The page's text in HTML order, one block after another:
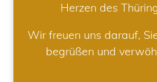
Herzen des
Wir freuen uns darauf,
begrüßen und